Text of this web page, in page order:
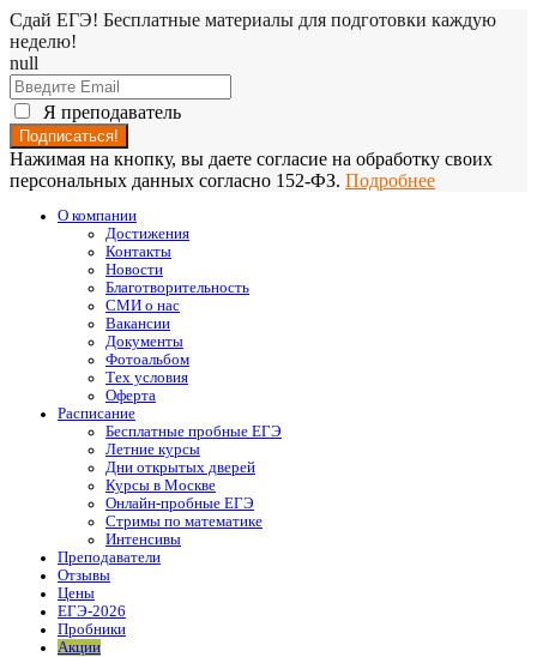
Сдай ЕГЭ! Бесплатные материалы для подготовки каждую
неделю!
null
Я преподаватель
Нажимая на кнопку, вы даете согласие на обработку своих
персональных данных согласно 152-ФЗ. Подробнее
О компании
Достижения
Контакты
Новости
Благотворительность
СМИ о нас
Вакансии
Документы
Фотоальбом
Тех условия
Оферта
Расписание
Бесплатные пробные ЕГЭ
Летние курсы
Дни открытых дверей
Курсы в Москве
Онлайн-пробные ЕГЭ
Стримы по математике
Интенсивы
Преподаватели
Отзывы
Цены
ЕГЭ-2026
Пробники
Акции